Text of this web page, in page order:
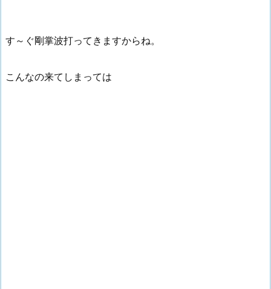
す～ぐ剛掌波打ってきますからね。
こんなの来てしまっては